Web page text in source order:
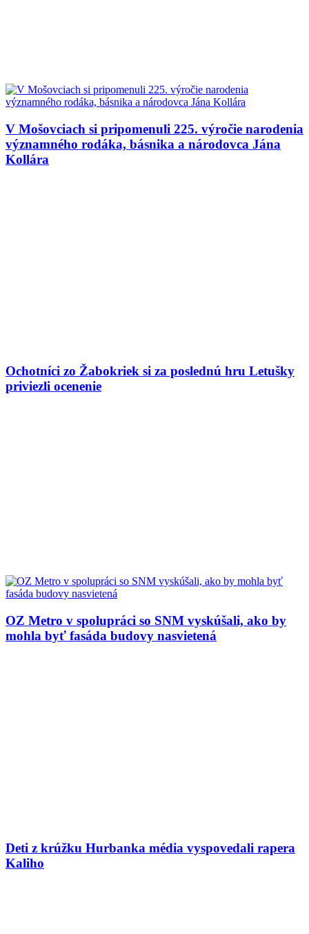
V Mošovciach si pripomenuli 225. výročie narodenia
významného rodáka, básnika a národovca Jána
Kollára
Ochotníci zo Žabokriek si za poslednú hru Letušky
priviezli ocenenie
OZ Metro v spolupráci so SNM vyskúšali, ako by
mohla byť fasáda budovy nasvietená
Deti z krúžku Hurbanka média vyspovedali rapera
Kaliho